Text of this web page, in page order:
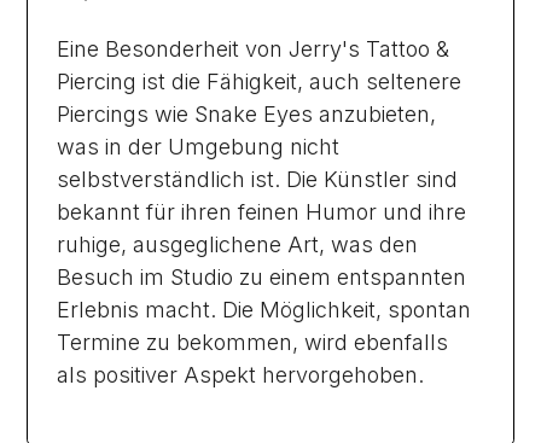
Eine Besonderheit von Jerry's Tattoo &
Piercing ist die Fähigkeit, auch seltenere
Piercings wie Snake Eyes anzubieten,
was in der Umgebung nicht
selbstverständlich ist. Die Künstler sind
bekannt für ihren feinen Humor und ihre
ruhige, ausgeglichene Art, was den
Besuch im Studio zu einem entspannten
Erlebnis macht. Die Möglichkeit, spontan
Termine zu bekommen, wird ebenfalls
als positiver Aspekt hervorgehoben.